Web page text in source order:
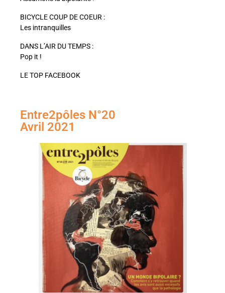
BICYCLE COUP DE COEUR :
Les intranquilles
DANS L’AIR DU TEMPS :
Pop it !
LE TOP FACEBOOK
Entre2pôles N°20
Avril 2021